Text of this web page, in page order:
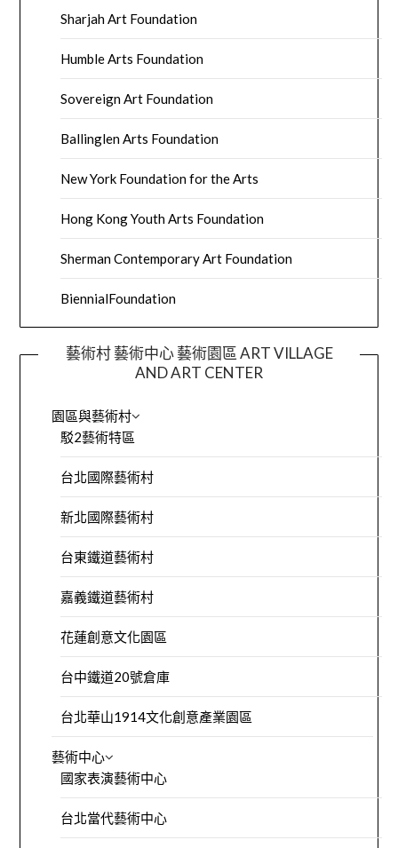
Sharjah Art Foundation
Humble Arts Foundation
Sovereign Art Foundation
Ballinglen Arts Foundation
New York Foundation for the Arts
Hong Kong Youth Arts Foundation
Sherman Contemporary Art Foundation
BiennialFoundation
藝術村 藝術中心 藝術園區 ART VILLAGE
AND ART CENTER
園區與藝術村
駁2藝術特區
台北國際藝術村
新北國際藝術村
台東鐵道藝術村
嘉義鐵道藝術村
花蓮創意文化園區
台中鐵道20號倉庫
台北華山1914文化創意產業園區
藝術中心
國家表演藝術中心
台北當代藝術中心